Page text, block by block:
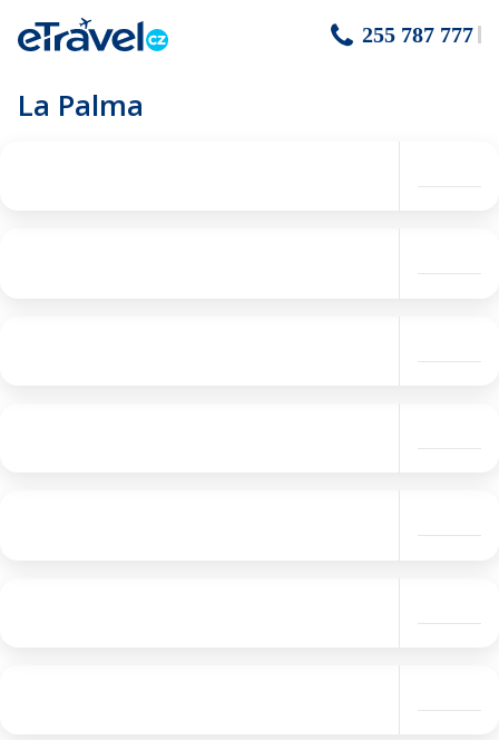
255 787 777
La Palma